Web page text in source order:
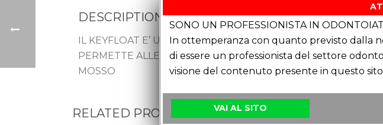
DESCRIPTION
IL KEYFLOAT E’ UN PORTACHIAVI GALLEGGIANTE
PERMETTE ALLE CHIAVI DI GALLEGGIARE E GRAZIE AI
MOSSO
RELATED PRODUCTS
SONO UN PROFESSIONISTA IN
In ottemperanza con quanto previsto dalla
di essere un professionista del settore
visione del contenuto presente in questo
VAI AL SITO